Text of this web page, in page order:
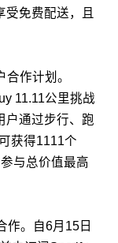
免费配送，且
作计划。
11.11公里挑战
户通过步行、跑
获得1111个
与总价值最高
作。自6月15日